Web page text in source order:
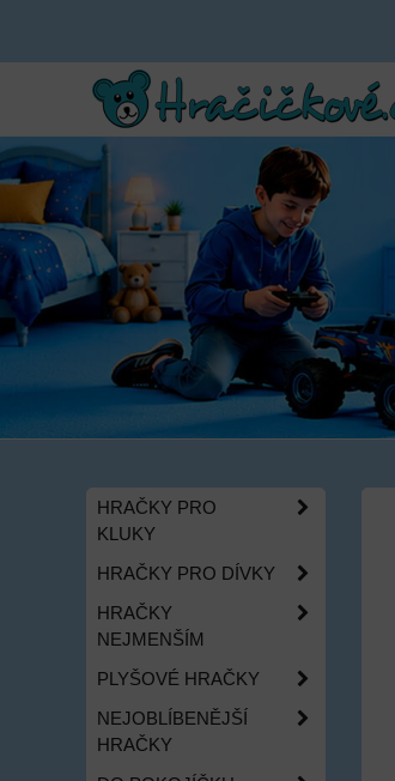
HRAČKY PRO
KLUKY
HRAČKY PRO DÍVKY
HRAČKY
NEJMENŠÍM
PLYŠOVÉ HRAČKY
NEJOBLÍBENĚJŠÍ
HRAČKY